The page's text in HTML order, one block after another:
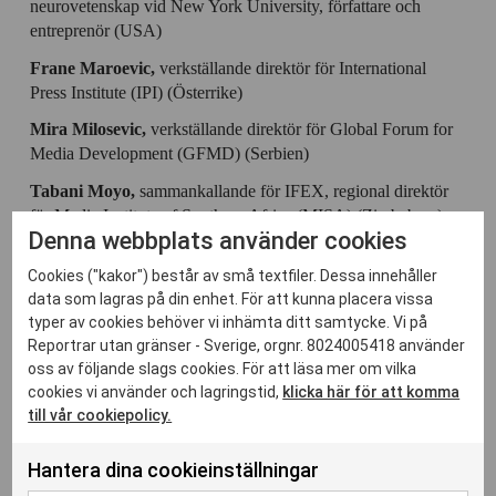
neurovetenskap vid New York University, författare och
entreprenör (USA)
Frane Maroevic,verkställande direktör för International
Press Institute (IPI) (Österrike)
Mira Milosevic,verkställande direktör för Global Forum for
Media Development (GFMD) (Serbien)
Tabani Moyo,sammankallande för IFEX, regional direktör
för Media Institute of Southern Africa (MISA) (Zimbabwe)
Bruno Patino,ordförande för den fransk-tyska kanalen Arte
(Frankrike)
Paul Radu,medgrundare av OCCRP (Organized Crime and
Corruption Reporting Project) (Rumänien)
Martha Ramos,ordförande för World Editors Forum vid
World Association of News Publishers (WAN-IFRA)
(Mexiko)
Gerard Ryle,
direktör för International Consortium of
Investigative Journalists (ICIJ) (Irland)
Denna webbplats använder cookies
Cookies ("kakor") består av små textfiler. Dessa innehåller
data som lagras på din enhet. För att kunna placera vissa
typer av cookies behöver vi inhämta ditt samtycke. Vi på
Reportrar utan gränser - Sverige, orgnr. 8024005418 använder
oss av följande slags cookies. För att läsa mer om vilka
cookies vi använder och lagringstid, klicka här för att komma
till vår cookiepolicy.
Hantera dina cookieinställningar